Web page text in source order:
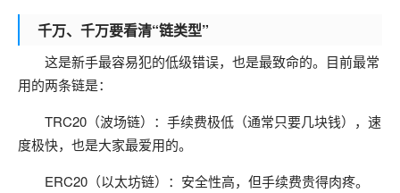
千万、千万要看清“链类型”
这是新手最容易犯的低级错误，也是最致命的。目前最常
用的两条链是：
TRC20（波场链）：手续费极低（通常只要几块钱），速
度极快，也是大家最爱用的。
ERC20（以太坊链）：安全性高，但手续费贵得肉疼。